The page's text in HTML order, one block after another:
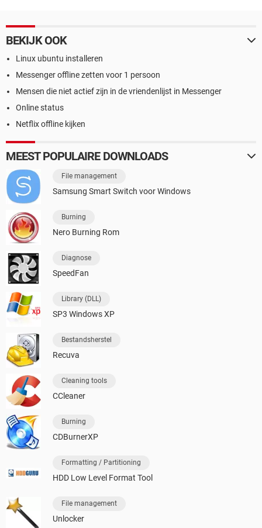
BEKIJK OOK
Linux ubuntu installeren
Messenger offline zetten voor 1 persoon
Mensen die niet actief zijn in de vriendenlijst in Messenger
Online status
Netflix offline kijken
MEEST POPULAIRE DOWNLOADS
File management
Samsung Smart Switch voor Windows
Burning
Nero Burning Rom
Diagnose
SpeedFan
Library (DLL)
SP3 Windows XP
Bestandsherstel
Recuva
Cleaning tools
CCleaner
Burning
CDBurnerXP
Formatting / Partitioning
HDD Low Level Format Tool
File management
Unlocker